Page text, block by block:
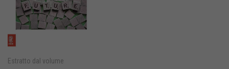
Estratto dal volume